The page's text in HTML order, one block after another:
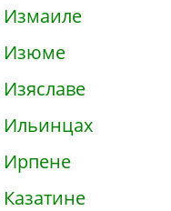
Измаиле
Изюме
Ильинцах
Ирпене